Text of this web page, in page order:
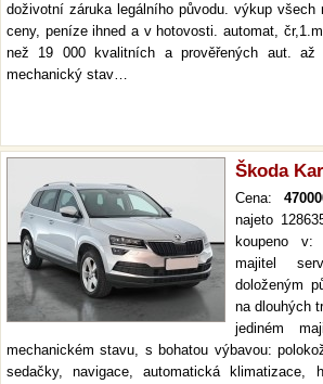
doživotní záruka legálního původu. výkup všech
ceny, peníze ihned a v hotovosti. automat,
než 19 000 kvalitních a prověřených aut. až
mechanický stav…
Škoda
Cena:
najeto
koupeno v:
majitel
doloženým
na dlouhých
jediném
mechanickém stavu, s bohatou výbavou:
sedačky, navigace, automatická klimatizace,